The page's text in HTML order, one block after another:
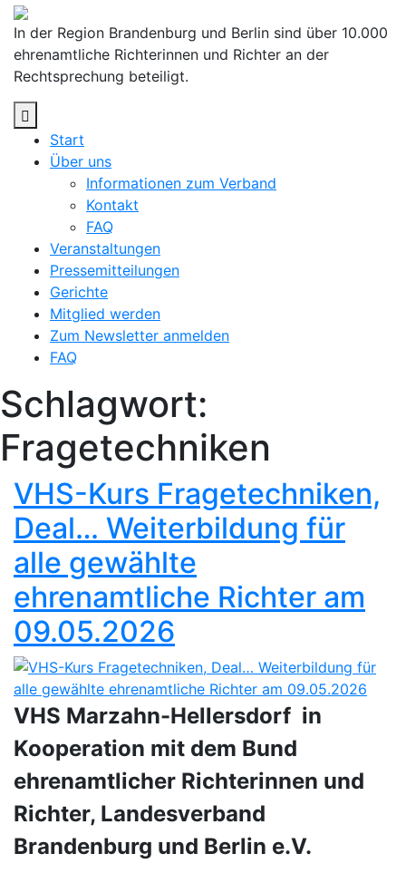
Skip
content
In der Region Brandenburg und Berlin sind über 10.000
ehrenamtliche Richterinnen und Richter an der
Rechtsprechung beteiligt.
Start
Über uns
Informationen zum Verband
Kontakt
FAQ
Veranstaltungen
Pressemitteilungen
Gerichte
Mitglied werden
Zum Newsletter anmelden
FAQ
Schlagwort:
Fragetechniken
VHS-Kurs Fragetechniken,
Deal… Weiterbildung für
alle gewählte
ehrenamtliche Richter am
09.05.2026
VHS Marzahn-Hellersdorf in
Kooperation mit dem Bund
ehrenamtlicher Richterinnen und
Richter, Landesverband
Brandenburg und Berlin e.V.